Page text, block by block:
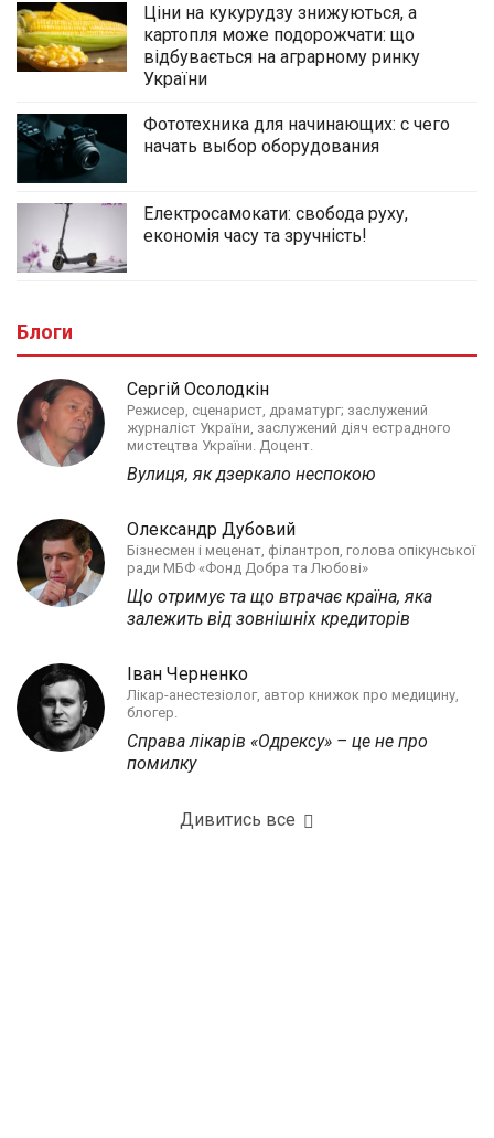
Ціни на кукурудзу знижуються, а
картопля може подорожчати: що
відбувається на аграрному ринку
України
Фототехника для начинающих: с чего
начать выбор оборудования
Електросамокати: свобода руху,
економія часу та зручність!
Блоги
Сергій Осолодкін
Режисер, сценарист, драматург; заслужений
журналіст України, заслужений діяч естрадного
мистецтва України. Доцент.
Вулиця, як дзеркало неспокою
Олександр Дубовий
Бізнесмен і меценат, філантроп, голова опікунської
ради МБФ «Фонд Добра та Любові»
Що отримує та що втрачає країна, яка
залежить від зовнішніх кредиторів
Іван Черненко
Лікар-анестезіолог, автор книжок про медицину,
блогер.
Справа лікарів «Одрексу» – це не про
помилку
Дивитись все